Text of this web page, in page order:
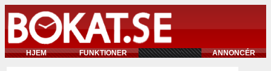
HJEM FUNKTIONER ANNONCÉR